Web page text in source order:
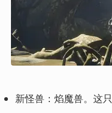
新怪兽：焰魔兽。这